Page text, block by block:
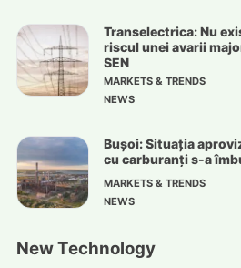
Transelectrica: Nu
riscul unei avarii
SEN
MARKETS & TRENDS
NEWS
Bușoi: Situația
cu carburanți s-a
MARKETS & TRENDS
NEWS
New Technology